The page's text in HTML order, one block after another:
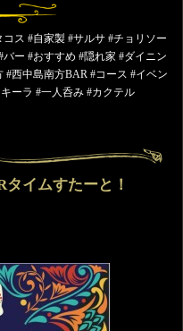
ス #自家製 #サルサ #チョリソー
ー #おすすめ #隠れ家 #ダイニン
#西中島南方BAR #コース #イベン
ーラ #一人呑み #カクテル
イムすたーと！